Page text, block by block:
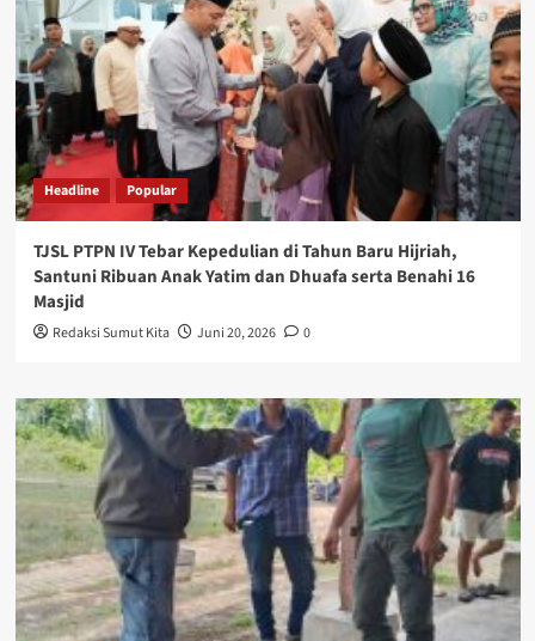
Headline Popular
TJSL PTPN IV Tebar Kepedulian di Tahun Baru Hijriah,
Santuni Ribuan Anak Yatim dan Dhuafa serta Benahi 16
Masjid
Redaksi Sumut Kita Juni 20, 2026 0